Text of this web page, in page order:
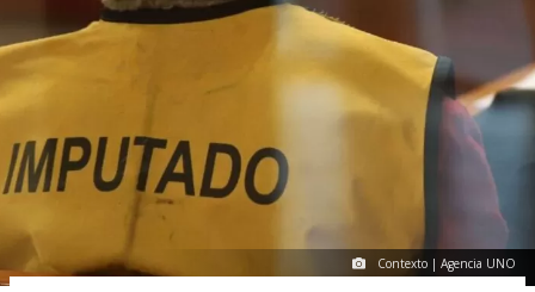
Contexto | Agencia UNO